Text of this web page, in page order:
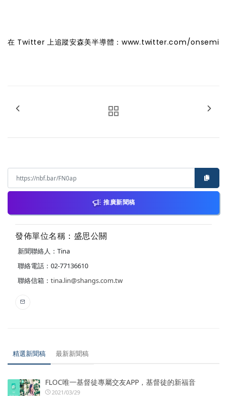
在 Twitter 上追蹤安森美半導體：www.twitter.com/onsemi
推廣新聞稿
發佈單位名稱：盛思公關
新聞聯絡人：Tina
聯絡電話：02-77136610
聯絡信箱： tina.lin@shangs.com.tw
精選新聞稿 最新新聞稿
FLOC唯一基督徒專屬交友APP，基督徒的新福音
2021/03/29